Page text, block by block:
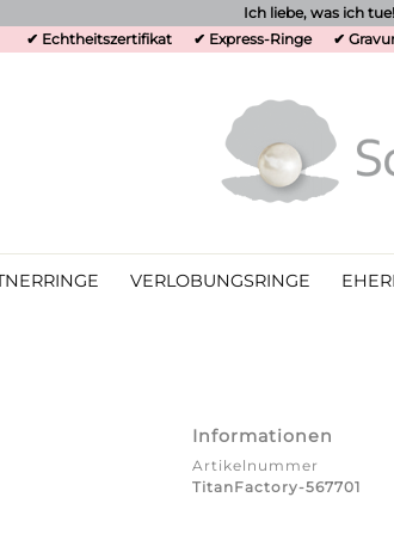
Ich liebe, was ich
✔ Echtheitszertifikat
✔ Express-Ringe ✔
VERLOBUNGSRINGE
Informationen
Artikelnummer
TitanFactory-567701